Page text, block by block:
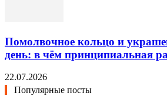
Помолвочное кольцо и
день: в чём принципиальная
22.07.2026
Популярные посты